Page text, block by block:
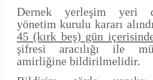
Dernek yerleşim yeri
yönetim kurulu kararı
45 (kırk beş) gün
şifresi aracılığı ile
amirliğine bildirilmelidir.